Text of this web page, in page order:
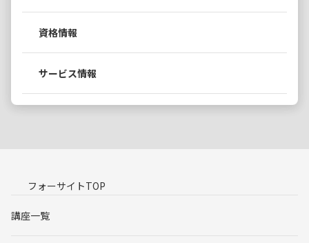
資格情報
サービス情報
フォーサイトTOP
講座一覧